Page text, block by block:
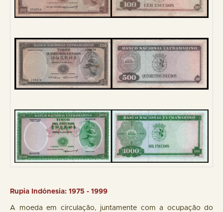
Rupia Indónesia: 1975 - 1999
A moeda em circulação, juntamente com a ocupação do